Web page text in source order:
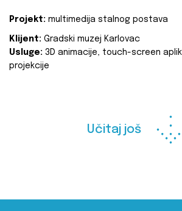
Projekt: multimedija stalnog postava
Klijent: Gradski muzej Karlovac
Usluge: 3D animacije, touch-screen
projekcije
Učitaj još